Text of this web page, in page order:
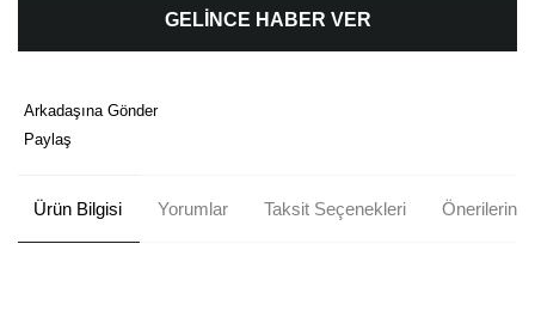
GELİNCE HABER VER
Arkadaşına Gönder
Paylaş
Ürün Bilgisi Yorumlar Taksit Seçenekleri Önerileriniz